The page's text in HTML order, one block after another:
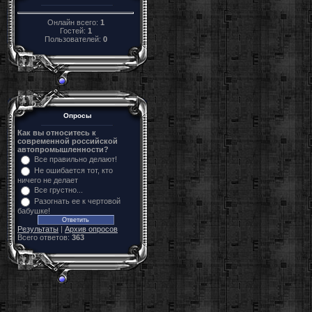
Онлайн всего: 1
Гостей: 1
Пользователей: 0
Опросы
Как вы относитесь к
современной российской
автопромышленности?
Все правильно делают!
Не ошибается тот, кто
ничего не делает
Все грустно...
Разогнать ее к чертовой
бабушке!
Результаты | Архив опросов
Всего ответов: 363